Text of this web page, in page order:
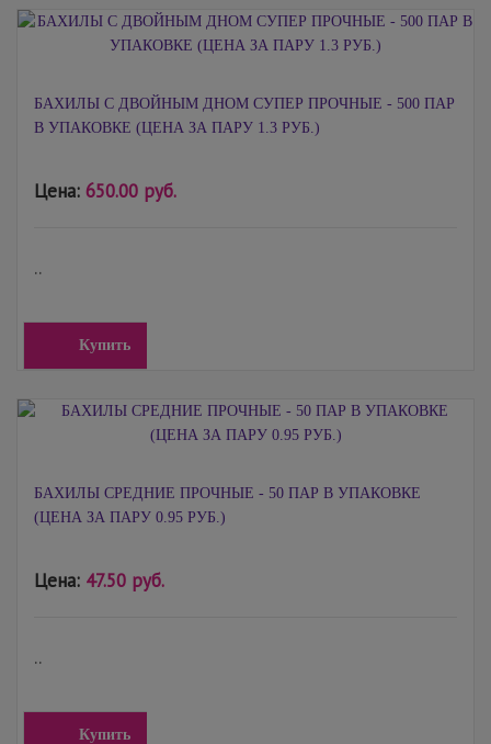
БАХИЛЫ С ДВОЙНЫМ ДНОМ СУПЕР ПРОЧНЫЕ - 500 ПАР
В УПАКОВКЕ (ЦЕНА ЗА ПАРУ 1.3 РУБ.)
Цена: 650.00 руб.
..
Купить
БАХИЛЫ СРЕДНИЕ ПРОЧНЫЕ - 50 ПАР В УПАКОВКЕ
(ЦЕНА ЗА ПАРУ 0.95 РУБ.)
Цена: 47.50 руб.
..
Купить